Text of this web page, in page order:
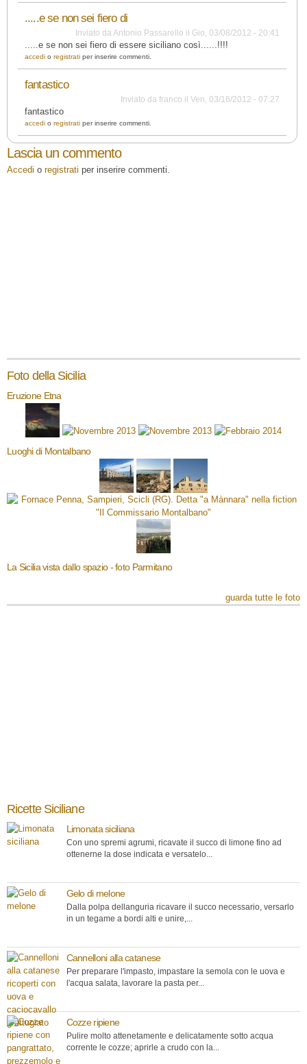
.....e se non sei fiero di
Inviato da Antonio Passarello il Gio, 03/08/2012 - 20:41
.....e se non sei fiero di essere siciliano così......!!!!
accedi o registrati per inserire commenti.
fantastico
Inviato da franco il Ven, 03/16/2012 - 07:27
fantastico
accedi o registrati per inserire commenti.
Lascia un commento
Accedi o registrati per inserire commenti.
Foto della Sicilia
Eruzione Etna
Luoghi di Montalbano
La Sicilia vista dallo spazio - foto Parmitano
guarda tutte le foto
Ricette Siciliane
Limonata siciliana
Con uno spremi agrumi, ricavate il succo di limone fino ad
ottenerne la dose indicata e versatelo...
Gelo di melone
Dalla polpa dellanguria ricavare il succo necessario, versarlo
in un tegame a bordi alti e unire,...
Cannelloni alla catanese
Per preparare l'impasto, impastare la semola con le uova e
l'acqua salata, lavorare la pasta per...
Cozze ripiene
Pulire molto attenetamente e delicatamente sotto acqua
corrente le cozze; aprirle a crudo con la...